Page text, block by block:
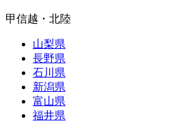
甲信越・北陸
山梨県
長野県
石川県
新潟県
富山県
福井県